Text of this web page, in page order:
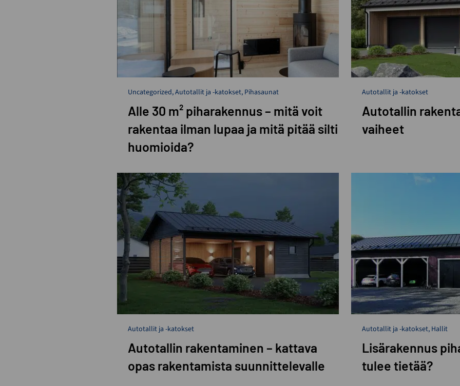
Uncategorized,Autotallit ja -katokset, Pihasaunat
Alle 30 m² piharakennus – mitä voit
rakentaa ilman lupaa ja mitä pitää silti
huomioida?
Autotallit ja -katokset
Autotallin
vaiheet
Autotallit ja -katokset
Autotallin rakentaminen – kattava
opas rakentamista suunnittelevalle
Autotallit ja -katokset, Hallit
Lisärakennus
tulee tietää?